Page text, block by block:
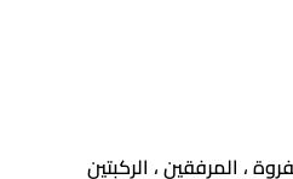
، المرفقين ، الركبتين